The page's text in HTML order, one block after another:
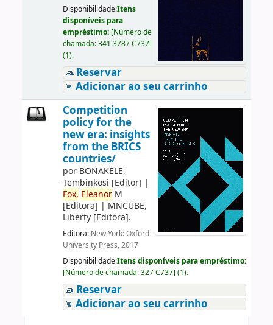
Disponibilidade:Itens
disponíveis para
empréstimo: [Número de
chamada:341.3787 C737]
(1).
Reservar
Adicionar ao seu carrinho
Competition
policy for the
new era: insights
from the BRICS
countries/
por BONAKELE,
Tembinkosi [Editor] |
Fox, EleanorM
[Editora] | MNCUBE,
Liberty[Editora].
Editora: New York: Oxford
University Press, 2017
Disponibilidade:Itens disponíveis para empréstimo:
[Número de chamada:327 C737] (1).
Reservar
Adicionar ao seu carrinho